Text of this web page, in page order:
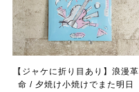
【ジャケに折り目あり】浪漫革
命 / 夕焼け小焼けでまた明日